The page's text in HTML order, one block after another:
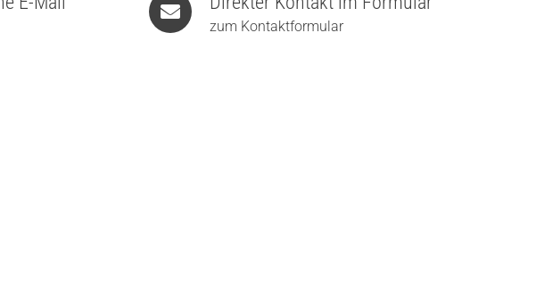
zum Kontaktformular